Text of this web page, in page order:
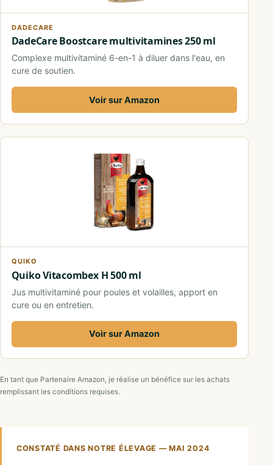
DADECARE
DadeCare Boostcare multivitamines 250 ml
Complexe multivitaminé 6-en-1 à diluer dans l'eau, en
cure de soutien.
Voir sur Amazon
QUIKO
Quiko Vitacombex H 500 ml
Jus multivitaminé pour poules et volailles, apport en
cure ou en entretien.
Voir sur Amazon
En tant que Partenaire Amazon, je réalise un bénéfice sur les achats
remplissant les conditions requises.
CONSTATÉ DANS NOTRE ÉLEVAGE — MAI 2024